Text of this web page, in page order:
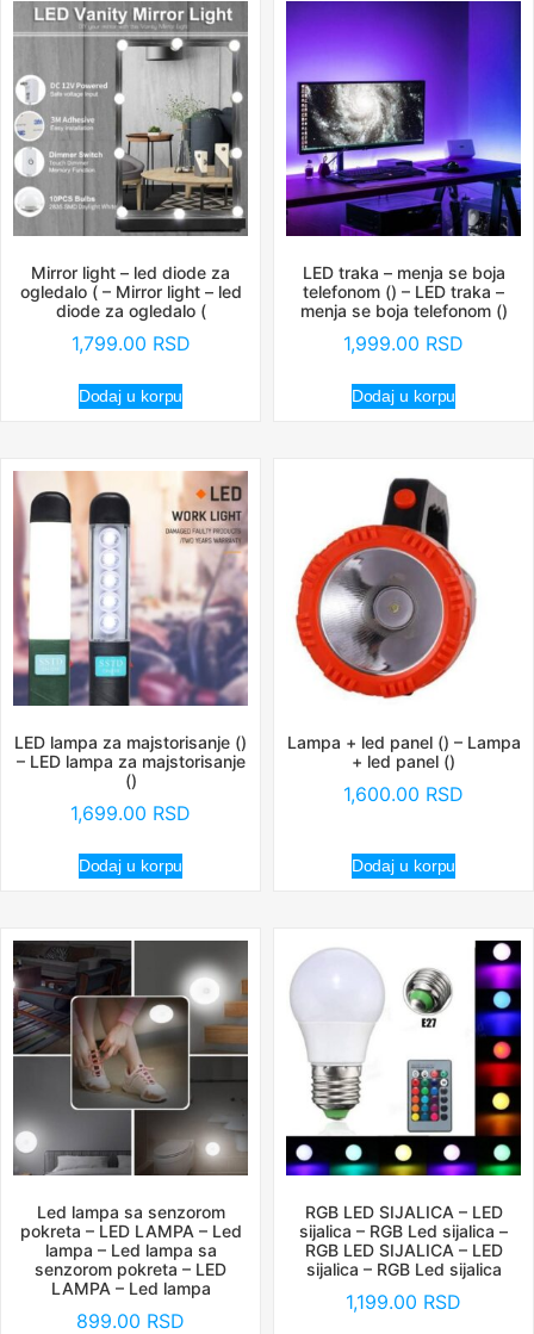
Mirror light – led diode za
ogledalo ( – Mirror light – led
diode za ogledalo (
1,799.00 RSD
Dodaj u korpu
LED traka – menja se boja
telefonom () – LED traka –
menja se boja telefonom ()
1,999.00 RSD
Dodaj u korpu
LED lampa za majstorisanje ()
– LED lampa za majstorisanje
()
1,699.00 RSD
Dodaj u korpu
Lampa + led panel () – Lampa
+ led panel ()
1,600.00 RSD
Dodaj u korpu
Led lampa sa senzorom
pokreta – LED LAMPA – Led
lampa – Led lampa sa
senzorom pokreta – LED
LAMPA – Led lampa
899.00 RSD
RGB LED SIJALICA – LED
sijalica – RGB Led sijalica –
RGB LED SIJALICA – LED
sijalica – RGB Led sijalica
1,199.00 RSD